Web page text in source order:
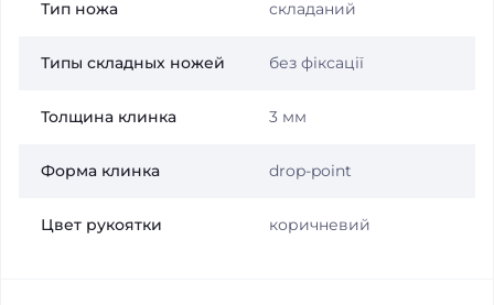
Тип ножа складаний
Типы складных ножей без фіксації
Толщина клинка 3 мм
Форма клинка drop-point
Цвет рукоятки коричневий